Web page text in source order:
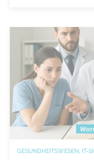
GESUNDHEITSWESEN, IT-